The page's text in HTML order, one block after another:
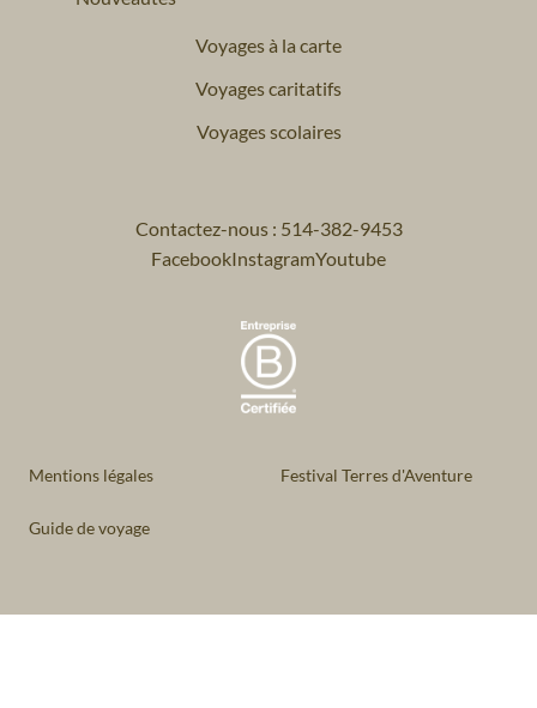
Voyages à la carte
Voyages caritatifs
Voyages scolaires
Contactez-nous : 514-382-9453
FacebookInstagramYoutube
Mentions légales Festival Terres d'Aventure
Guide de voyage